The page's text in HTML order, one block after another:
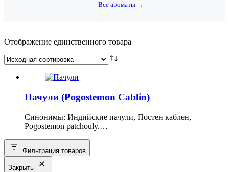
Все ароматы →
Отображение единственного товара
Пачули (Pogostemon Cablin)
Синонимы: Индийские пачули, Постен каблен,
Pogostemon patchouly.…
Фильтрация товаров
Закрыть